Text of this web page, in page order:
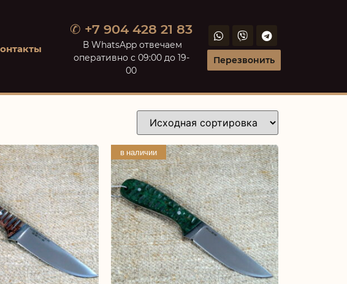
✆ +7 904 428 21 83
В WhatsApp отвечаем
оперативно с 09:00 до 19-
00
Перезвонить
в наличии